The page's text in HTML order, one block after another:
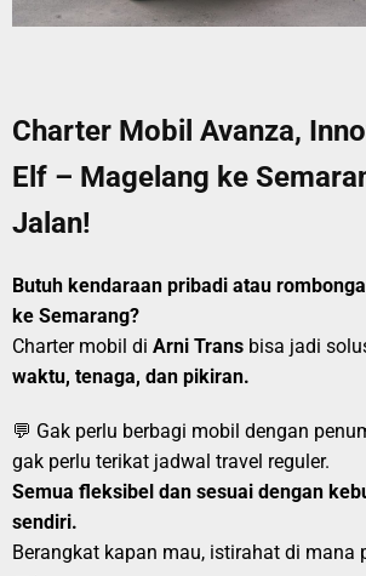
Charter Mobil Avanza,
Elf – Magelang ke
Jalan!
Butuh kendaraan pribadi atau
ke Semarang?
Charter mobil di Arni Trans bisa jadi
waktu, tenaga, dan pikiran.
💬 Gak perlu berbagi mobil dengan
gak perlu terikat jadwal travel reguler.
Semua fleksibel dan sesuai dengan
sendiri.
Berangkat kapan mau, istirahat di mana